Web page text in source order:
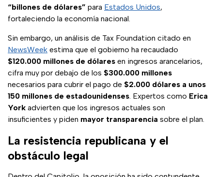
“billones de dólares” para Estados Unidos,
fortaleciendo la economía nacional.
Sin embargo, un análisis de Tax Foundation citado en
NewsWeek estima que el gobierno ha recaudado
$120.000 millones de dólares en ingresos arancelarios,
cifra muy por debajo de los $300.000 millones
necesarios para cubrir el pago de $2.000 dólares a unos
150 millones de estadounidenses. Expertos como Erica
York advierten que los ingresos actuales son
insuficientes y piden mayor transparencia sobre el plan.
La resistencia republicana y el
obstáculo legal